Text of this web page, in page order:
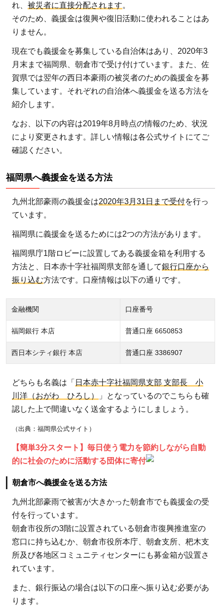
れ、 被災者に直接分配されます。
そのため、義援金は復興や復旧活動に使われることはあ
りません。
現在でも義援金を募集している自治体はあり、2020年3
月末まで福岡県、朝倉市で受け付けています。また、佐
賀県では翌年の西日本豪雨の被災者のための義援金を募
集しています。それぞれの自治体へ義援金を送る方法を
紹介します。
なお、以下の内容は2019年8月時点の情報のため、状況
により変更されます。詳しい情報は各公式サイトにてご
確認ください。
福岡県へ義援金を送る方法
九州北部豪雨の義援金は2020年3月31日まで受付を行っ
ています。
福岡県に義援金を送るためには2つの方法があります。
福岡県庁1階ロビーに設置してある義援金箱を利用する
方法と、日本赤十字社福岡県支部を通して銀行口座から
振り込む方法です。口座情報は以下の通りです。
金融機関 口座番号
福岡銀行 本店 普通口座 6650853
西日本シティ銀行 本店 普通口座 3386907
どちらも名義は「 日本赤十字社福岡県支部 支部長 小
川洋（おがわ ひろし）
」となっているのでこちらも確
認した上で間違いなく送金するようにしましょう。
（出典：福岡県公式サイト）
【簡単3分スタート】毎日使う電力を節約しながら自動
的に社会のために活動する団体に寄付
朝倉市へ義援金を送る方法
九州北部豪雨で被害が大きかった朝倉市でも義援金の受
付を行っています。
朝倉市役所の3階に設置されている朝倉市復興推進室の
窓口に持ち込むか、朝倉市役所本庁、朝倉支所、杷木支
所及び各地区コミュニティセンターにも募金箱が設置さ
れています。
また、銀行振込の場合は以下の口座へ振り込む必要があ
ります。